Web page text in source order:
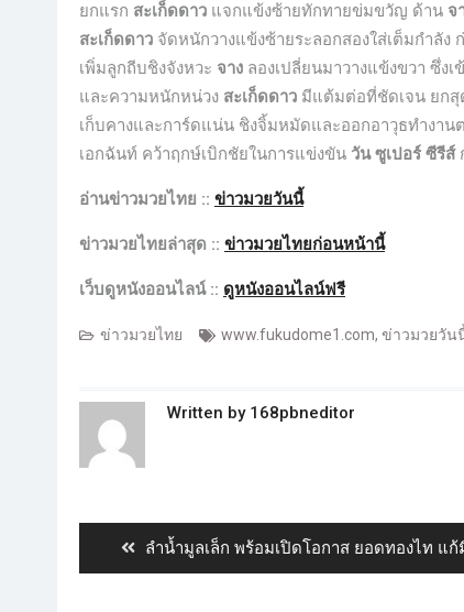
ยกแรก สะเก็ดดาว แจกแข้งซ้ายทักทายข่มขวัญ ด้าน จ
สะเก็ดดาว จัดหนักวางแข้งซ้ายระลอกสองใส่เต็มกำลั
เพิ่มลูกถีบชิงจังหวะ จาง ลองเปลี่ยนมาวางแข้งขวา ซึ่งเ
และความหนักหน่วง สะเก็ดดาว มีแต้มต่อที่ชัดเจน ยกสุ
เก็บคางและการ์ดแน่น ชิงจิ้มหมัดและออกอาวุธทำงา
เอกฉันท์ คว้าฤกษ์เบิกชัยในการแข่งขัน วัน ซูเปอร์ ซีรีส์
อ่านข่าวมวยไทย :: ข่าวมวยวันนี้
ข่าวมวยไทยล่าสุด :: ข่าวมวยไทยก่อนหน้านี้
เว็บดูหนังออนไลน์ :: ดูหนังออนไลน์ฟรี
ข่าวมวยไทย www.fukudome1.com, ข่าวมวยวัน
Written by 168pbneditor
ลำน้ำมูลเล็ก พร้อมเปิดโอกาส ยอดทองไท แก้